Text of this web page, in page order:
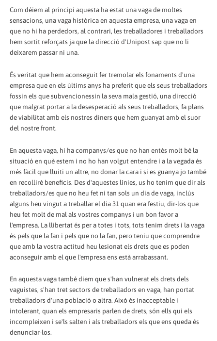
Com déiem al principi aquesta ha estat una vaga de moltes
sensacions, una vaga històrica en aquesta empresa, una vaga en
que no hi ha perdedors, al contrari, les treballadores i treballadors
hem sortit reforçats ja que la direcció d'Unipost sap que no li
deixarem passar ni una.
És veritat que hem aconseguit fer tremolar els fonaments d'una
empresa que en els últims anys ha preferit que els seus treballadors
fossin els que subvencionessin la seva mala gestió, una direcció
que malgrat portar a la desesperació als seus treballadors, fa plans
de viabilitat amb els nostres diners que hem guanyat amb el suor
del nostre front.
En aquesta vaga, hi ha companys/es que no han entès molt bé la
situació en què estem i no ho han volgut entendre i a la vegada és
més fàcil que lluiti un altre, no donar la cara i si es guanya jo també
en recolliré beneficis. Des d'aquestes línies, us ho tenim que dir als
treballadors/es que no heu fet ni tan sols un dia de vaga, inclús
alguns heu vingut a treballar el dia 31 quan era festiu, dir-los que
heu fet molt de mal als vostres companys i un bon favor a
l'empresa. La llibertat és per a totes i tots, tots tenim drets i la vaga
és pels que la fan i pels que no la fan, pero teniu que comprendre
que amb la vostra actitud heu lesionat els drets que es poden
aconseguir amb el que l'empresa ens està arrabassant.
En aquesta vaga també diem que s'han vulnerat els drets dels
vaguistes, s'han tret sectors de treballadors en vaga, han portat
treballadors d'una població o altra. Això és inacceptable i
intolerant, quan els empresaris parlen de drets, són ells qui els
incompleixen i se'ls salten i als treballadors els que ens queda és
denunciar-los.